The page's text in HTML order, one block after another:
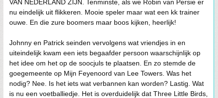
VAN NEDERLAND ZIJN. Tenminste, als we Robin van Persie er
nu eindelijk uit flikkeren. Mooie speler maar wat een kk trainer
ouwe. En die zure boomers maar boos kijken, heerlijk!
Johnny en Patrick seinden vervolgens wat vriendjes in en
uiteindelijk kwam een iets begaafder persoon waarschijnlijk op
het idee om het op de soocjuls te plaatsen. En zo stemde de
goegemeente op Mijn Feyenoord van Lee Towers. Was het
nodig? Nee. Is het iets wat verbannen kan worden? Lastig. Wat
is nu een voetballiedje. Het is overduidelijk dat Three Little Birds,